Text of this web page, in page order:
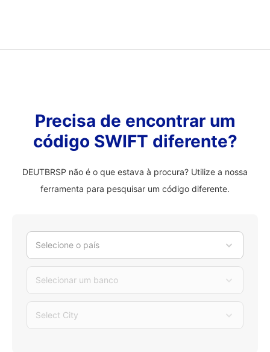
Precisa de encontrar um
código SWIFT diferente?
DEUTBRSP não é o que estava à procura? Utilize a nossa
ferramenta para pesquisar um código diferente.
Selecione o país
Selecionar um banco
Select City